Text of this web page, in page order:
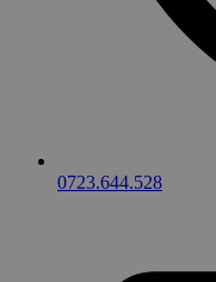
0723.644.528